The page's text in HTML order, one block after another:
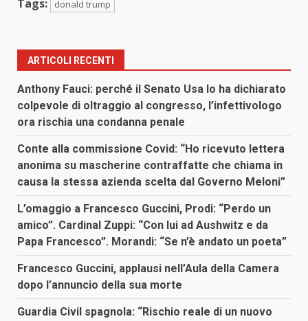
Tags: donald trump
ARTICOLI RECENTI
Anthony Fauci: perché il Senato Usa lo ha dichiarato
colpevole di oltraggio al congresso, l’infettivologo
ora rischia una condanna penale
Conte alla commissione Covid: “Ho ricevuto lettera
anonima su mascherine contraffatte che chiama in
causa la stessa azienda scelta dal Governo Meloni”
L’omaggio a Francesco Guccini, Prodi: “Perdo un
amico”. Cardinal Zuppi: “Con lui ad Aushwitz e da
Papa Francesco”. Morandi: “Se n’è andato un poeta”
Francesco Guccini, applausi nell’Aula della Camera
dopo l’annuncio della sua morte
Guardia Civil spagnola: “Rischio reale di un nuovo